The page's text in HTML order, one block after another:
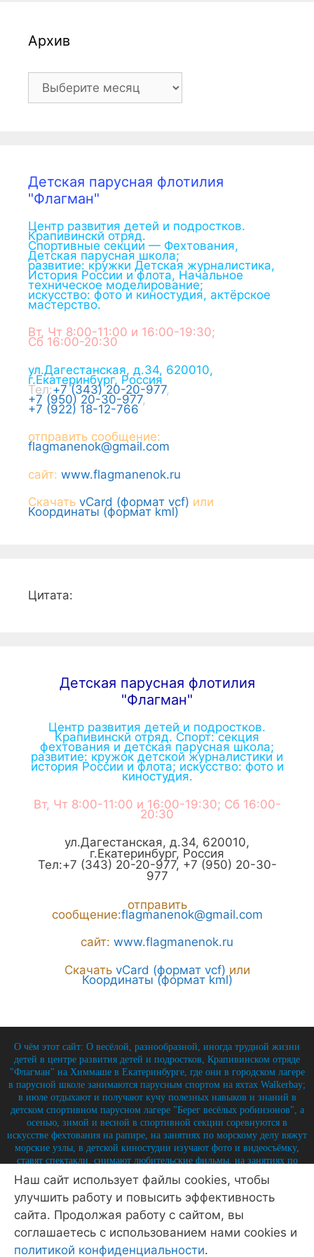
Архив
Архив
Детская парусная флотилия
"Флагман"
Центр развития детей и подростков.
Крапивинскй отряд.
Спортивные секции — Фехтования,
Детская парусная школа;
развитие: кружки Детская журналистика,
История России и флота, Начальное
техническое моделирование;
искусство: фото и киностудия, актёрское
мастерство.
Вт, Чт 8:00-11:00 и 16:00-19:30;
Сб 16:00-20:30
ул.Дагестанская, д.34, 620010,
г.Екатеринбург, Россия
Тел:+7 (343) 20-20-977,
+7 (950) 20-30-977,
+7 (922) 18-12-766
отправить сообщение:
flagmanenok@gmail.com
сайт: www.flagmanenok.ru
Скачать vCard (формат vcf) или
Координаты (формат kml)
Цитата:
Детская парусная флотилия
"Флагман"
Центр развития детей и подростков.
Крапивинскй отряд. Спорт: секция
фехтования и детская парусная школа;
развитие: кружок детской журналистики и
история России и флота; искусство: фото и
киностудия.
Вт, Чт 8:00-11:00 и 16:00-19:30; Сб 16:00-
20:30
ул.Дагестанская, д.34, 620010,
г.Екатеринбург, Россия
Тел:+7 (343) 20-20-977, +7 (950) 20-30-
977
отправить
сообщение:flagmanenok@gmail.com
сайт: www.flagmanenok.ru
Скачать vCard (формат vcf) или
Координаты (формат kml)
О чём этот сайт: О весёлой, разнообразной, иногда трудной жизни
детей в центре развития детей и подростков, Крапивинском отряде
"Флагман" на Химмаше в Екатеринбурге, где они в городском лагере
в парусной школе занимаются парусным спортом на яхтах Walkerbay;
в июле отдыхают и получают кучу полезных навыков и знаний в
детском спортивном парусном лагере "Берег весёлых робинзонов", а
осенью, зимой и весной в спортивной секции соревнуются в
искусстве фехтования на рапире, на занятиях по морскому делу вяжут
морские узлы, в детской киностудии изучают фото и видеосъёмку,
ставят спектакли, снимают любительские фильмы, на занятиях по
истории углубляют свои знания по историю России и флота, и
круглый год на занятиях по детской журналистике практикуются в
написании заметок, репортажей, интервью, выпуская стен-газету и
выкладывая лучшие материалы на отрядный сайт.
© 2026 Крапивинский отряд Флагман - детский центр
Екатеринбург• Создано вGeneratePress
Наш сайт использует файлы cookies, чтобы
улучшить работу и повысить эффективность
сайта. Продолжая работу с сайтом, вы
соглашаетесь с использованием нами cookies и
политикой конфиденциальности.